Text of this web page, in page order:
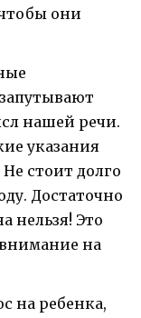
они
нашей речи.
указания
стоит долго
Достаточно
нельзя! Это
на
на ребенка,